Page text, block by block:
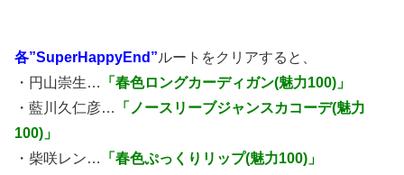
各”SuperHappyEnd”ルートをクリアすると、
・円山崇生…
「春色ロングカーディガン(魅力100)」
・藍川久仁彦…
「ノースリーブジャンスカコーデ(魅力
100)」
・柴咲レン…
「春色ぷっくりリップ(魅力100)」